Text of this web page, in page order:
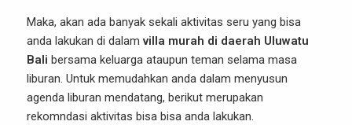
Maka, akan ada banyak sekali aktivitas seru yang bisa
anda lakukan di dalam villa murah di daerah Uluwatu
Bali bersama keluarga ataupun teman selama masa
liburan. Untuk memudahkan anda dalam menyusun
agenda liburan mendatang, berikut merupakan
rekomndasi aktivitas bisa bisa anda lakukan.